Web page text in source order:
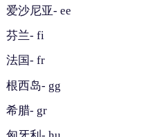
爱沙尼亚- ee
芬兰- fi
法国- fr
根西岛- gg
希腊- gr